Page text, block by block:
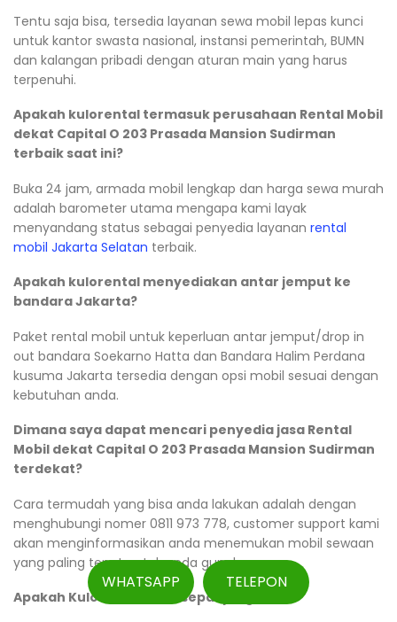
Tentu saja bisa, tersedia layanan sewa mobil lepas kunci
untuk kantor swasta nasional, instansi pemerintah, BUMN
dan kalangan pribadi dengan aturan main yang harus
terpenuhi.
Apakah kulorental termasuk perusahaan Rental Mobil
dekat Capital O 203 Prasada Mansion Sudirman
terbaik saat ini?
Buka 24 jam, armada mobil lengkap dan harga sewa murah
adalah barometer utama mengapa kami layak
menyandang status sebagai penyedia layanan rental
mobil Jakarta Selatan terbaik.
Apakah kulorental menyediakan antar jemput ke
bandara Jakarta?
Paket rental mobil untuk keperluan antar jemput/drop in
out bandara Soekarno Hatta dan Bandara Halim Perdana
kusuma Jakarta tersedia dengan opsi mobil sesuai dengan
kebutuhan anda.
Dimana saya dapat mencari penyedia jasa Rental
Mobil dekat Capital O 203 Prasada Mansion Sudirman
terdekat?
Cara termudah yang bisa anda lakukan adalah dengan
menghubungi nomer 0811 973 778, customer support kami
akan menginformasikan anda menemukan mobil sewaan
yang paling tepat untuk anda gunakan.
Apakah Kulorental Buka sepanjang hari?
WHATSAPP TELEPON